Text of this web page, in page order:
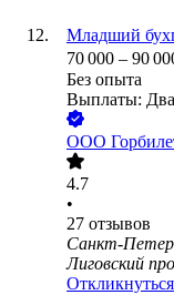
Младший
70 000 – 90
Без опыта
Выплаты: Два
ООО
4.7
•
27 отзывов
Санкт-
Лиговский
Откликнуться